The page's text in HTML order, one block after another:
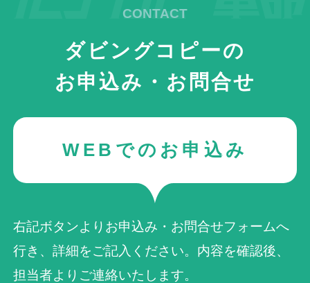
ダビングコピーの
お申込み・お問合せ
WEBでのお申込み
右記ボタンよりお申込み・お問合せフォームへ
行き、詳細をご記入ください。内容を確認後、
担当者よりご連絡いたします。